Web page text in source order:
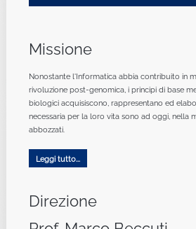
Missione
Nonostante l'Informatica abbia contribuito in
rivoluzione post-genomica, i principi di base
biologici acquisiscono, rappresentano ed
necessaria per la loro vita sono ad oggi, nella
abbozzati.
Leggi tutto...
Direzione